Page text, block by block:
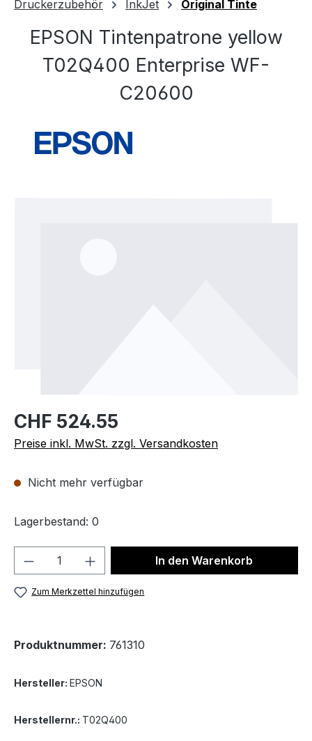
Druckerzubehör InkJet Original Tinte
EPSON Tintenpatrone yellow
T02Q400 Enterprise WF-
C20600
CHF 524.55
Preise inkl. MwSt. zzgl. Versandkosten
Nicht mehr verfügbar
Lagerbestand: 0
Produkt Anzahl: Gib denIn den Warenkorb
Zum Merkzettel hinzufügen
Produktnummer: 761310
Hersteller: EPSON
Herstellernr.: T02Q400